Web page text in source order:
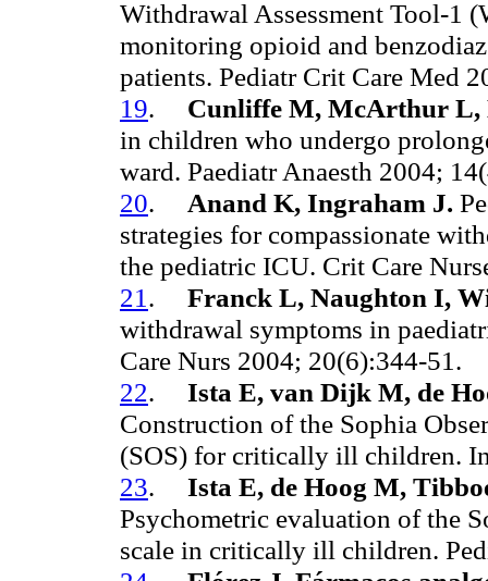
Withdrawal Assessment Tool-1
monitoring opioid and
patients. Pediatr Crit Care Med
19.
Cunliffe M, McArthur L,
in children who undergo
ward. Paediatr Anaesth 2004;
20. Anand K, Ingraham J.
strategies for compassionate
the pediatric ICU. Crit Care
21 .
Franck L, Naughton I,
withdrawal symptoms in
Care Nurs 2004; 20(6):344-51.
22.
Ista E, van Dijk M, de
Construction of the Sophia
(SOS) for critically ill children.
23.
Ista E, de Hoog M,
Psychometric evaluation of the
scale in critically ill children.